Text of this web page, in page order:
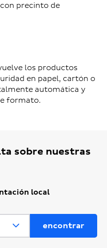
precinto de
los productos
en papel, cartón o
automática y
formato.
sobre nuestras
local